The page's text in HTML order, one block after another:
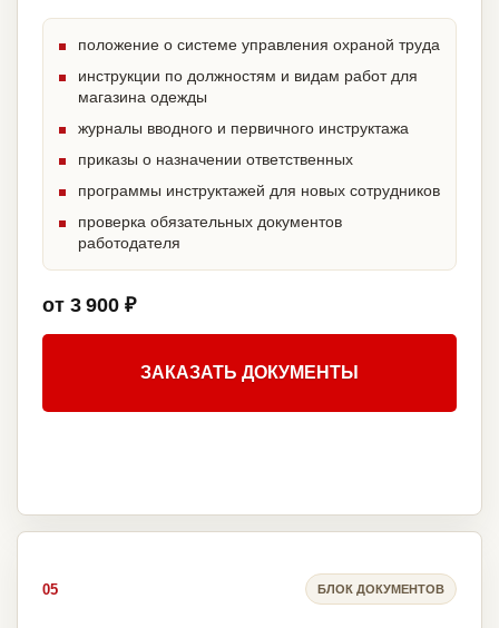
положение о системе управления охраной труда
инструкции по должностям и видам работ для
магазина одежды
журналы вводного и первичного инструктажа
приказы о назначении ответственных
программы инструктажей для новых сотрудников
проверка обязательных документов
работодателя
от 3 900 ₽
ЗАКАЗАТЬ ДОКУМЕНТЫ
05 БЛОК ДОКУМЕНТОВ